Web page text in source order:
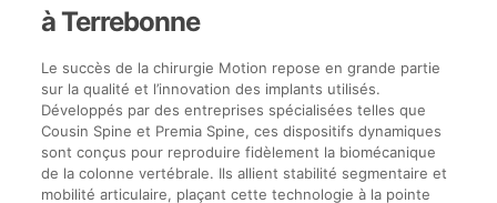
à Terrebonne
Le succès de la chirurgie Motion repose en grande partie
sur la qualité et l’innovation des implants utilisés.
Développés par des entreprises spécialisées telles que
Cousin Spine et Premia Spine, ces dispositifs dynamiques
sont conçus pour reproduire fidèlement la biomécanique
de la colonne vertébrale. Ils allient stabilité segmentaire et
mobilité articulaire, plaçant cette technologie à la pointe